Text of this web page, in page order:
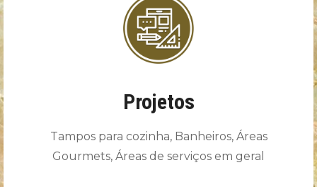
Projetos
Tampos para cozinha, Banheiros, Áreas
Gourmets, Áreas de serviços em geral